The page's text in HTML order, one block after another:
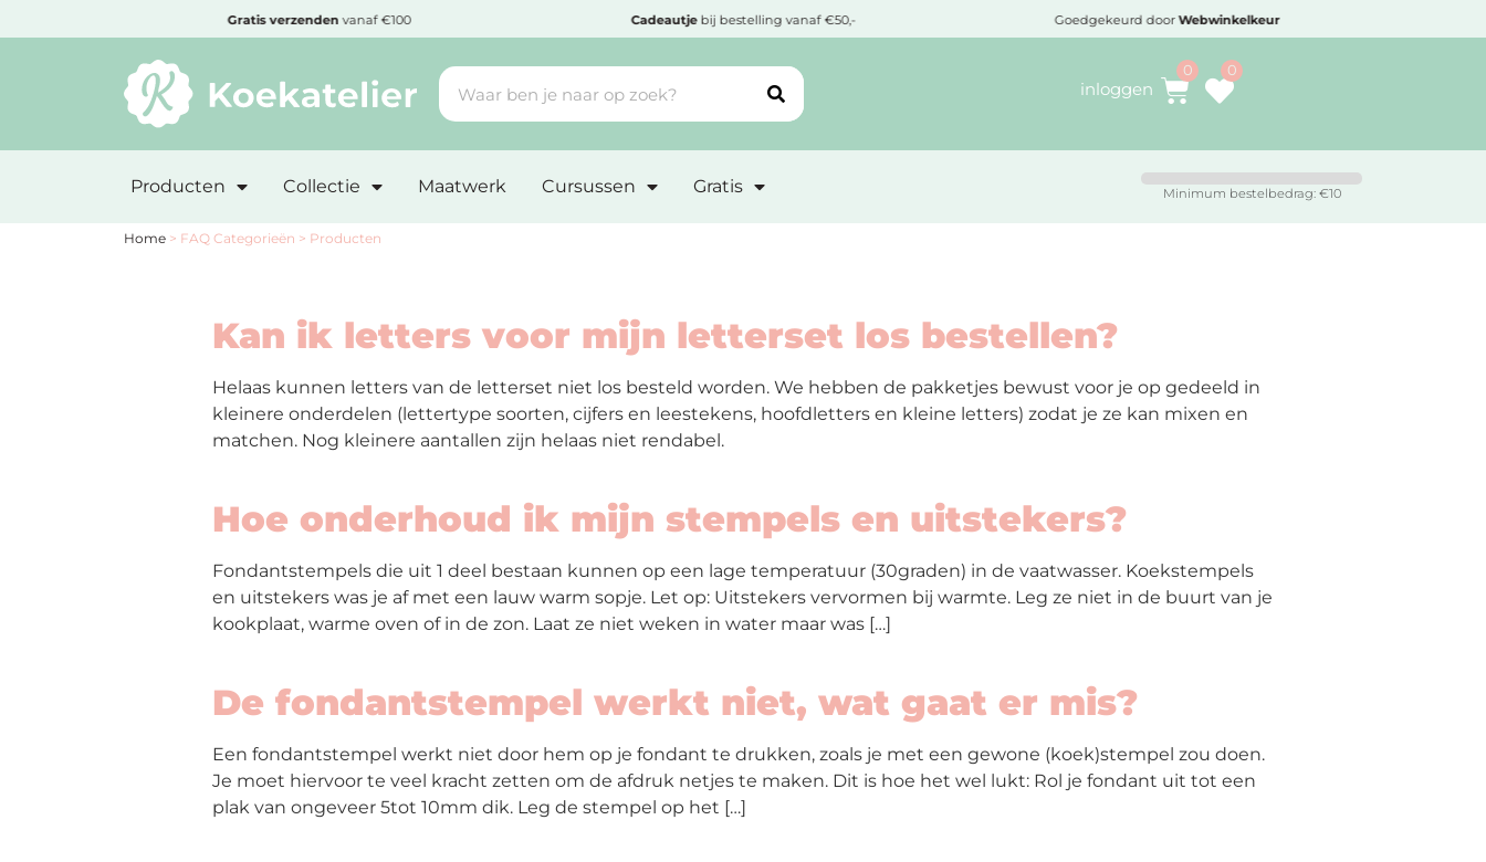
Gratis verzendenvanaf €100 Cadeautjebij bestelling vanaf €50,- Goedgekeurd doorWebwinkelkeur
inloggen
Producten Collectie Maatwerk Cursussen Gratis Minimum bestelbedrag: €10
Home > FAQ Categorieën > Producten
Kan ik letters voor mijn letterset los bestellen?
Helaas kunnen letters van de letterset niet los besteld worden. We hebben de pakketjes bewust voor je op gedeeld in
kleinere onderdelen (lettertype soorten, cijfers en leestekens, hoofdletters en kleine letters) zodat je ze kan mixen en
matchen. Nog kleinere aantallen zijn helaas niet rendabel.
Hoe onderhoud ik mijn stempels en uitstekers?
Fondantstempels die uit 1 deel bestaan kunnen op een lage temperatuur (30graden) in de vaatwasser. Koekstempels
en uitstekers was je af met een lauw warm sopje. Let op: Uitstekers vervormen bij warmte. Leg ze niet in de buurt van je
kookplaat, warme oven of in de zon. Laat ze niet weken in water maar was […]
De fondantstempel werkt niet, wat gaat er mis?
Een fondantstempel werkt niet door hem op je fondant te drukken, zoals je met een gewone (koek)stempel zou doen.
Je moet hiervoor te veel kracht zetten om de afdruk netjes te maken. Dit is hoe het wel lukt: Rol je fondant uit tot een
plak van ongeveer 5tot 10mm dik. Leg de stempel op het […]